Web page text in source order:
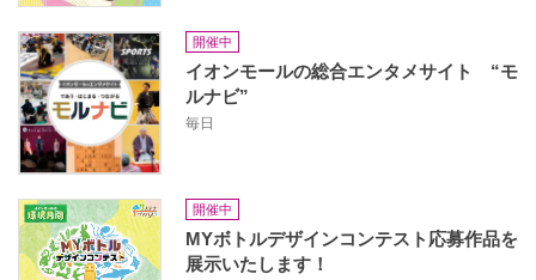
開催中
イオンモールの総合エンタメサイト “モ
ルナビ”
毎日
開催中
MYボトルデザインコンテスト応募作品を
展⽰いたします！